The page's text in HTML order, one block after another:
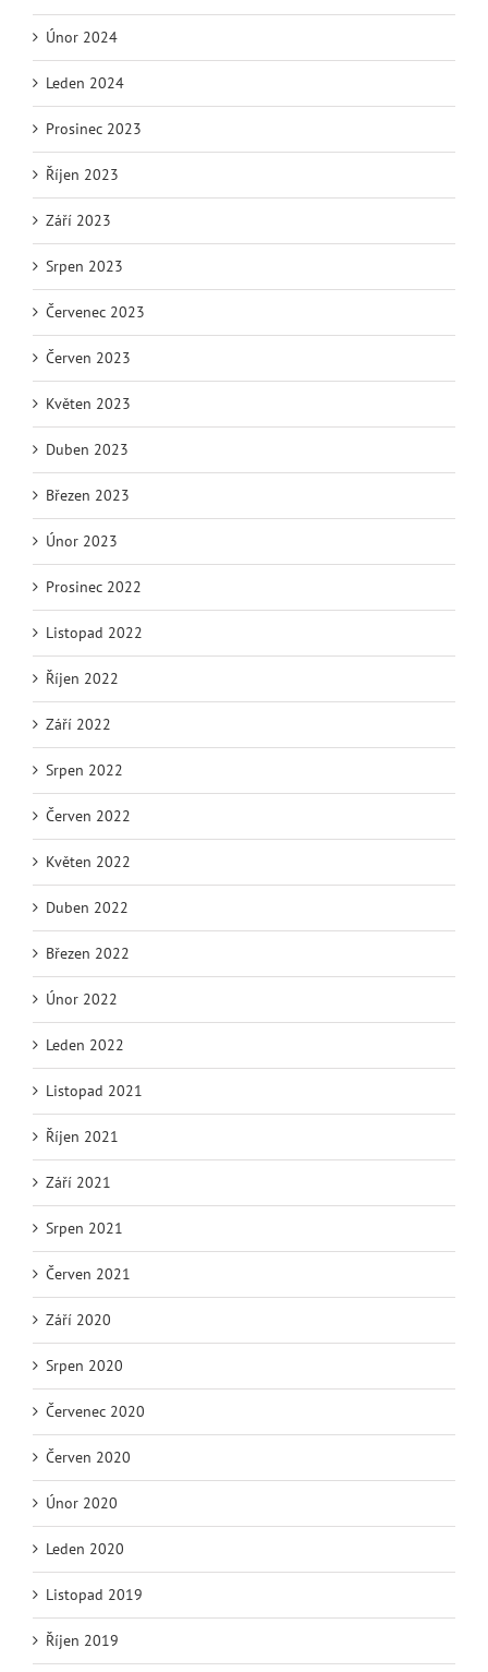
Únor 2024
Leden 2024
Prosinec 2023
Říjen 2023
Září 2023
Srpen 2023
Červenec 2023
Červen 2023
Květen 2023
Duben 2023
Březen 2023
Únor 2023
Prosinec 2022
Listopad 2022
Říjen 2022
Září 2022
Srpen 2022
Červen 2022
Květen 2022
Duben 2022
Březen 2022
Únor 2022
Leden 2022
Listopad 2021
Říjen 2021
Září 2021
Srpen 2021
Červen 2021
Září 2020
Srpen 2020
Červenec 2020
Červen 2020
Únor 2020
Leden 2020
Listopad 2019
Říjen 2019